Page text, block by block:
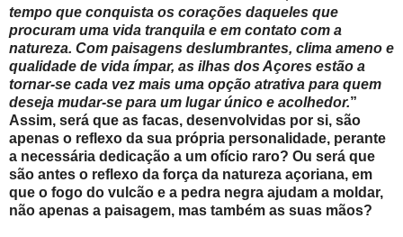
tempo que conquista os corações daqueles que
procuram uma vida tranquila e em contato com a
natureza. Com paisagens deslumbrantes, clima ameno e
qualidade de vida ímpar, as ilhas dos Açores estão a
tornar-se cada vez mais uma opção atrativa para quem
deseja mudar-se para um lugar único e acolhedor.”
Assim, será que as facas, desenvolvidas por si, são
apenas o reflexo da sua própria personalidade, perante
a necessária dedicação a um ofício raro? Ou será que
são antes o reflexo da força da natureza açoriana, em
que o fogo do vulcão e a pedra negra ajudam a moldar,
não apenas a paisagem, mas também as suas mãos?